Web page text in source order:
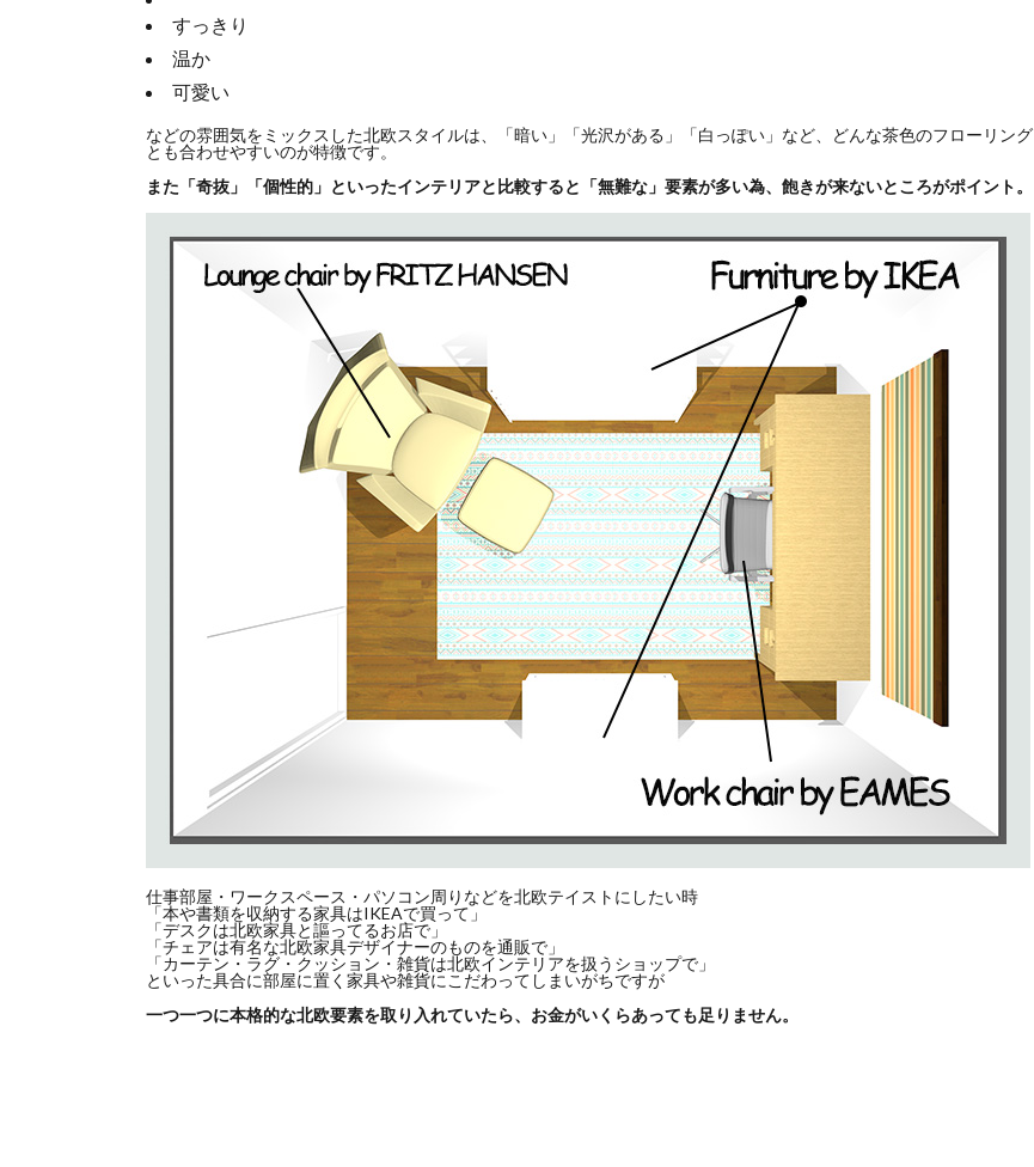
すっきり
温か
可愛い
などの雰囲気をミックスした北欧スタイルは、「暗い」「光沢がある」「白っぽい」など、どんな茶色のフローリング
とも合わせやすいのが特徴です。
また「奇抜」「個性的」といったインテリアと比較すると「無難な」要素が多い為、飽きが来ないところがポイント。
仕事部屋・ワークスペース・パソコン周りなどを北欧テイストにしたい時
「本や書類を収納する家具はIKEAで買って」
「デスクは北欧家具と謳ってるお店で」
「チェアは有名な北欧家具デザイナーのものを通販で」
「カーテン・ラグ・クッション・雑貨は北欧インテリアを扱うショップで」
といった具合に部屋に置く家具や雑貨にこだわってしまいがちですが
一つ一つに本格的な北欧要素を取り入れていたら、お金がいくらあっても足りません。